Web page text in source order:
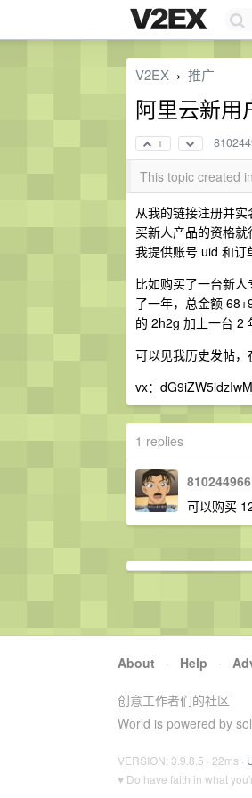
V2EX › 推广
阿里云新用
1
This topic created
从我的链接注册并
买新人产品的资格
我提供账号 uid 和订
比如购买了一台新
了一年，总金额
的 2h2g 加上一台 2
可以见我历史发帖，
vx：
1 replies
810244966
可以购买
About · Help ·
创意工作者们的社区
World is powered by
VERSION: 3.9.8.5 · 22ms ·
♥ Do have faith in what